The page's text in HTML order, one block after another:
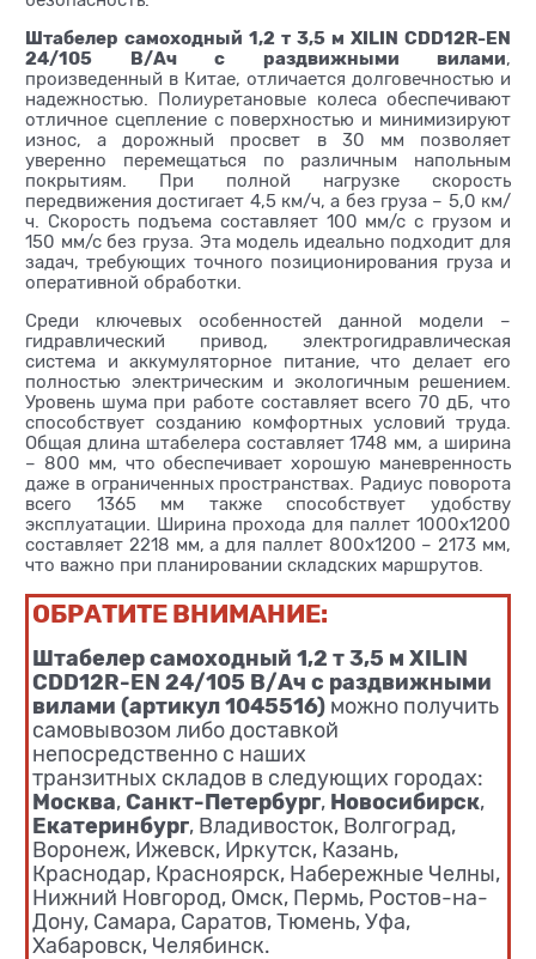
Штабелер самоходный 1,2 т 3,5 м XILIN CDD12R-EN
24/105 В/Ач с раздвижными вилами,
произведенный в Китае, отличается долговечностью и
надежностью. Полиуретановые колеса обеспечивают
отличное сцепление с поверхностью и минимизируют
износ, а дорожный просвет в 30 мм позволяет
уверенно перемещаться по различным напольным
покрытиям. При полной нагрузке скорость
передвижения достигает 4,5 км/ч, а без груза – 5,0 км/
ч. Скорость подъема составляет 100 мм/с с грузом и
150 мм/с без груза. Эта модель идеально подходит для
задач, требующих точного позиционирования груза и
оперативной обработки.
Среди ключевых особенностей данной модели –
гидравлический привод, электрогидравлическая
система и аккумуляторное питание, что делает его
полностью электрическим и экологичным решением.
Уровень шума при работе составляет всего 70 дБ, что
способствует созданию комфортных условий труда.
Общая длина штабелера составляет 1748 мм, а ширина
– 800 мм, что обеспечивает хорошую маневренность
даже в ограниченных пространствах. Радиус поворота
всего 1365 мм также способствует удобству
эксплуатации. Ширина прохода для паллет 1000х1200
составляет 2218 мм, а для паллет 800х1200 – 2173 мм,
что важно при планировании складских маршрутов.
ОБРАТИТЕ ВНИМАНИЕ:
Штабелер самоходный 1,2 т 3,5 м XILIN
CDD12R-EN 24/105 В/Ач с раздвижными
вилами (артикул 1045516) можно получить
самовывозом либо доставкой
непосредственно с наших
транзитных складов в следующих городах:
Москва, Санкт-Петербург, Новосибирск,
Екатеринбург, Владивосток, Волгоград,
Воронеж, Ижевск, Иркутск, Казань,
Краснодар, Красноярск, Набережные Челны,
Нижний Новгород, Омск, Пермь, Ростов-на-
Дону, Самара, Саратов, Тюмень, Уфа,
Хабаровск, Челябинск.